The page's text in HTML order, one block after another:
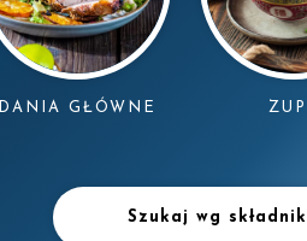
DANIA GŁÓWNE
Szukaj wg